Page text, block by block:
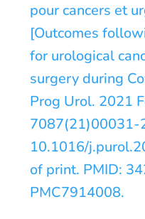
pour cancers et
[Outcomes
for urological
surgery during
Prog Urol. 2021
7087(21)00031-
10.1016/
of print. PMID:
PMC7914008.